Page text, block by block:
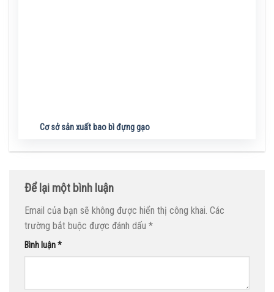
Cơ sở sản xuất bao bì đựng gạo
Để lại một bình luận
Email của bạn sẽ không được hiển thị công khai. Các
trường bắt buộc được đánh dấu *
Bình luận*